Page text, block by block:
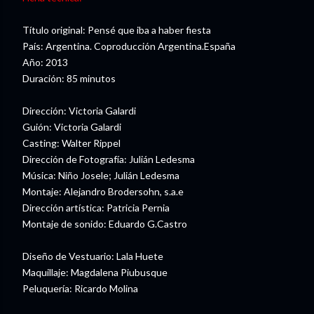
Título original: Pensé que iba a haber fiesta
País: Argentina. Coproducción Argentina.España
Año: 2013
Duración: 85 minutos
Dirección: Victoria Galardi
Guión: Victoria Galardi
Casting: Walter Rippel
Dirección de Fotografía: Julián Ledesma
Música: Niño Josele; Julián Ledesma
Montaje: Alejandro Brodersohn, s.a.e
Dirección artística: Patricia Pernia
Montaje de sonido: Eduardo G.Castro
Diseño de Vestuario: Lala Huete
Maquillaje: Magdalena Piubusque
Peluquería: Ricardo Molina